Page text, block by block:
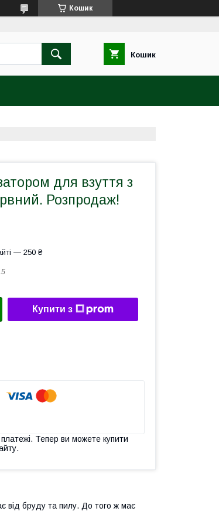
Кошик
Кошик
для взуття з
Розпродаж!
— 250 ₴
Купити з
платежі. Тепер ви можете купити
від бруду та пилу. До того ж має